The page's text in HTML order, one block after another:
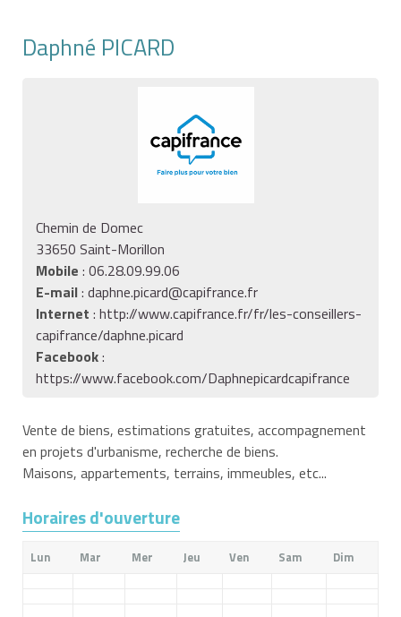
Daphné PICARD
Chemin de Domec
33650 Saint-Morillon
Mobile : 06.28.09.99.06
E-mail: daphne.picard@capifrance.fr
Internet : http://www.capifrance.fr/fr/les-conseillers-
capifrance/daphne.picard
Facebook:
https://www.facebook.com/Daphnepicardcapifrance
Vente de biens, estimations gratuites, accompagnement
en projets d'urbanisme, recherche de biens.
Maisons, appartements, terrains, immeubles, etc...
Horaires d'ouverture
Lun Mar Mer Jeu Ven Sam Dim